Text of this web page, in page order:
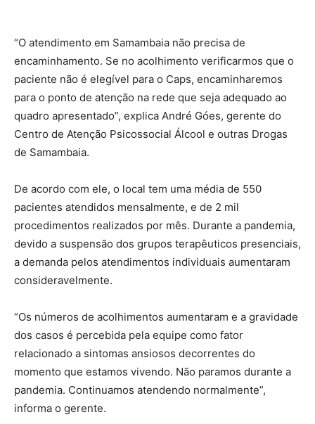
“O atendimento em Samambaia não precisa de
encaminhamento. Se no acolhimento verificarmos que o
paciente não é elegível para o Caps, encaminharemos
para o ponto de atenção na rede que seja adequado ao
quadro apresentado”, explica André Góes, gerente do
Centro de Atenção Psicossocial Álcool e outras Drogas
de Samambaia.
De acordo com ele, o local tem uma média de 550
pacientes atendidos mensalmente, e de 2 mil
procedimentos realizados por mês. Durante a pandemia,
devido a suspensão dos grupos terapêuticos presenciais,
a demanda pelos atendimentos individuais aumentaram
consideravelmente.
“Os números de acolhimentos aumentaram e a gravidade
dos casos é percebida pela equipe como fator
relacionado a sintomas ansiosos decorrentes do
momento que estamos vivendo. Não paramos durante a
pandemia. Continuamos atendendo normalmente”,
informa o gerente.